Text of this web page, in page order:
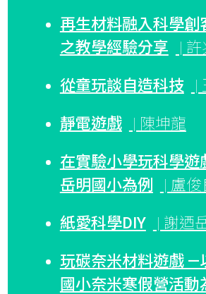
再生材料融入科學創
之教學經驗分享
|
從童玩談自造科技 |
靜電遊戲 | 陳坤龍
在實驗小學玩科學遊
岳明國小為例
| 盧俊
紙愛科學DIY | 謝迺
玩碳奈米材料遊戲 —
國小奈米寒假營活動